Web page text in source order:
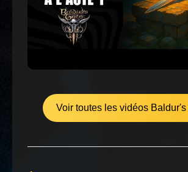
Voir toutes les vidéos Baldur's